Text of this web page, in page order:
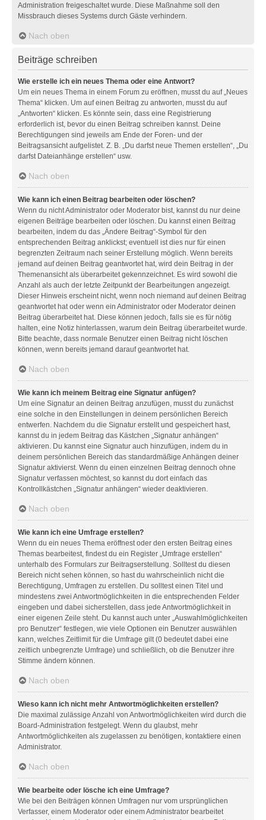
Administration freigeschaltet wurde. Diese Maßnahme soll den
Missbrauch dieses Systems durch Gäste verhindern.
Nach oben
Beiträge schreiben
Wie erstelle ich ein neues Thema oder eine Antwort?
Um ein neues Thema in einem Forum zu eröffnen, musst du auf „Neues
Thema“ klicken. Um auf einen Beitrag zu antworten, musst du auf
„Antworten“ klicken. Es könnte sein, dass eine Registrierung
erforderlich ist, bevor du einen Beitrag schreiben kannst. Deine
Berechtigungen sind jeweils am Ende der Foren- und der
Beitragsansicht aufgelistet. Z. B. „Du darfst neue Themen erstellen“, „Du
darfst Dateianhänge erstellen“ usw.
Nach oben
Wie kann ich einen Beitrag bearbeiten oder löschen?
Wenn du nicht Administrator oder Moderator bist, kannst du nur deine
eigenen Beiträge bearbeiten oder löschen. Du kannst einen Beitrag
bearbeiten, indem du das „Ändere Beitrag“-Symbol für den
entsprechenden Beitrag anklickst; eventuell ist dies nur für einen
begrenzten Zeitraum nach seiner Erstellung möglich. Wenn bereits
jemand auf deinen Beitrag geantwortet hat, wird dein Beitrag in der
Themenansicht als überarbeitet gekennzeichnet. Es wird sowohl die
Anzahl als auch der letzte Zeitpunkt der Bearbeitungen angezeigt.
Dieser Hinweis erscheint nicht, wenn noch niemand auf deinen Beitrag
geantwortet hat oder wenn ein Administrator oder Moderator deinen
Beitrag überarbeitet hat. Diese können jedoch, falls sie es für nötig
halten, eine Notiz hinterlassen, warum dein Beitrag überarbeitet wurde.
Bitte beachte, dass normale Benutzer einen Beitrag nicht löschen
können, wenn bereits jemand darauf geantwortet hat.
Nach oben
Wie kann ich meinem Beitrag eine Signatur anfügen?
Um eine Signatur an deinen Beitrag anzufügen, musst du zunächst
eine solche in den Einstellungen in deinem persönlichen Bereich
entwerfen. Nachdem du die Signatur erstellt und gespeichert hast,
kannst du in jedem Beitrag das Kästchen „Signatur anhängen“
aktivieren. Du kannst eine Signatur auch hinzufügen, indem du in
deinem persönlichen Bereich das standardmäßige Anhängen deiner
Signatur aktivierst. Wenn du einen einzelnen Beitrag dennoch ohne
Signatur verfassen möchtest, so kannst du dort einfach das
Kontrollkästchen „Signatur anhängen“ wieder deaktivieren.
Nach oben
Wie kann ich eine Umfrage erstellen?
Wenn du ein neues Thema eröffnest oder den ersten Beitrag eines
Themas bearbeitest, findest du ein Register „Umfrage erstellen“
unterhalb des Formulars zur Beitragserstellung. Solltest du diesen
Bereich nicht sehen können, so hast du wahrscheinlich nicht die
Berechtigung, Umfragen zu erstellen. Du solltest einen Titel und
mindestens zwei Antwortmöglichkeiten in die entsprechenden Felder
eingeben und dabei sicherstellen, dass jede Antwortmöglichkeit in
einer eigenen Zeile steht. Du kannst auch unter „Auswahlmöglichkeiten
pro Benutzer“ festlegen, wie viele Optionen ein Benutzer auswählen
kann, welches Zeitlimit für die Umfrage gilt (0 bedeutet dabei eine
zeitlich unbegrenzte Umfrage) und schließlich, ob die Benutzer ihre
Stimme ändern können.
Nach oben
Wieso kann ich nicht mehr Antwortmöglichkeiten erstellen?
Die maximal zulässige Anzahl von Antwortmöglichkeiten wird durch die
Board-Administration festgelegt. Wenn du glaubst, mehr
Antwortmöglichkeiten als zugelassen zu benötigen, kontaktiere einen
Administrator.
Nach oben
Wie bearbeite oder lösche ich eine Umfrage?
Wie bei den Beiträgen können Umfragen nur vom ursprünglichen
Verfasser, einem Moderator oder einem Administrator bearbeitet